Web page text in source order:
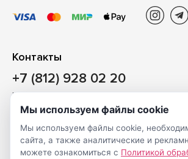
Контакты
+7 (812) 928 02 20
Наш магазин
Санкт-Петербург, ул. Ворошилова, д. 2,
«Сигнал»), 3 этаж, пом. 2
На карте
Мы используем файлы cookie
Мы используем файлы cookie,
сайта, а также аналитические и
можете ознакомиться с Политикой